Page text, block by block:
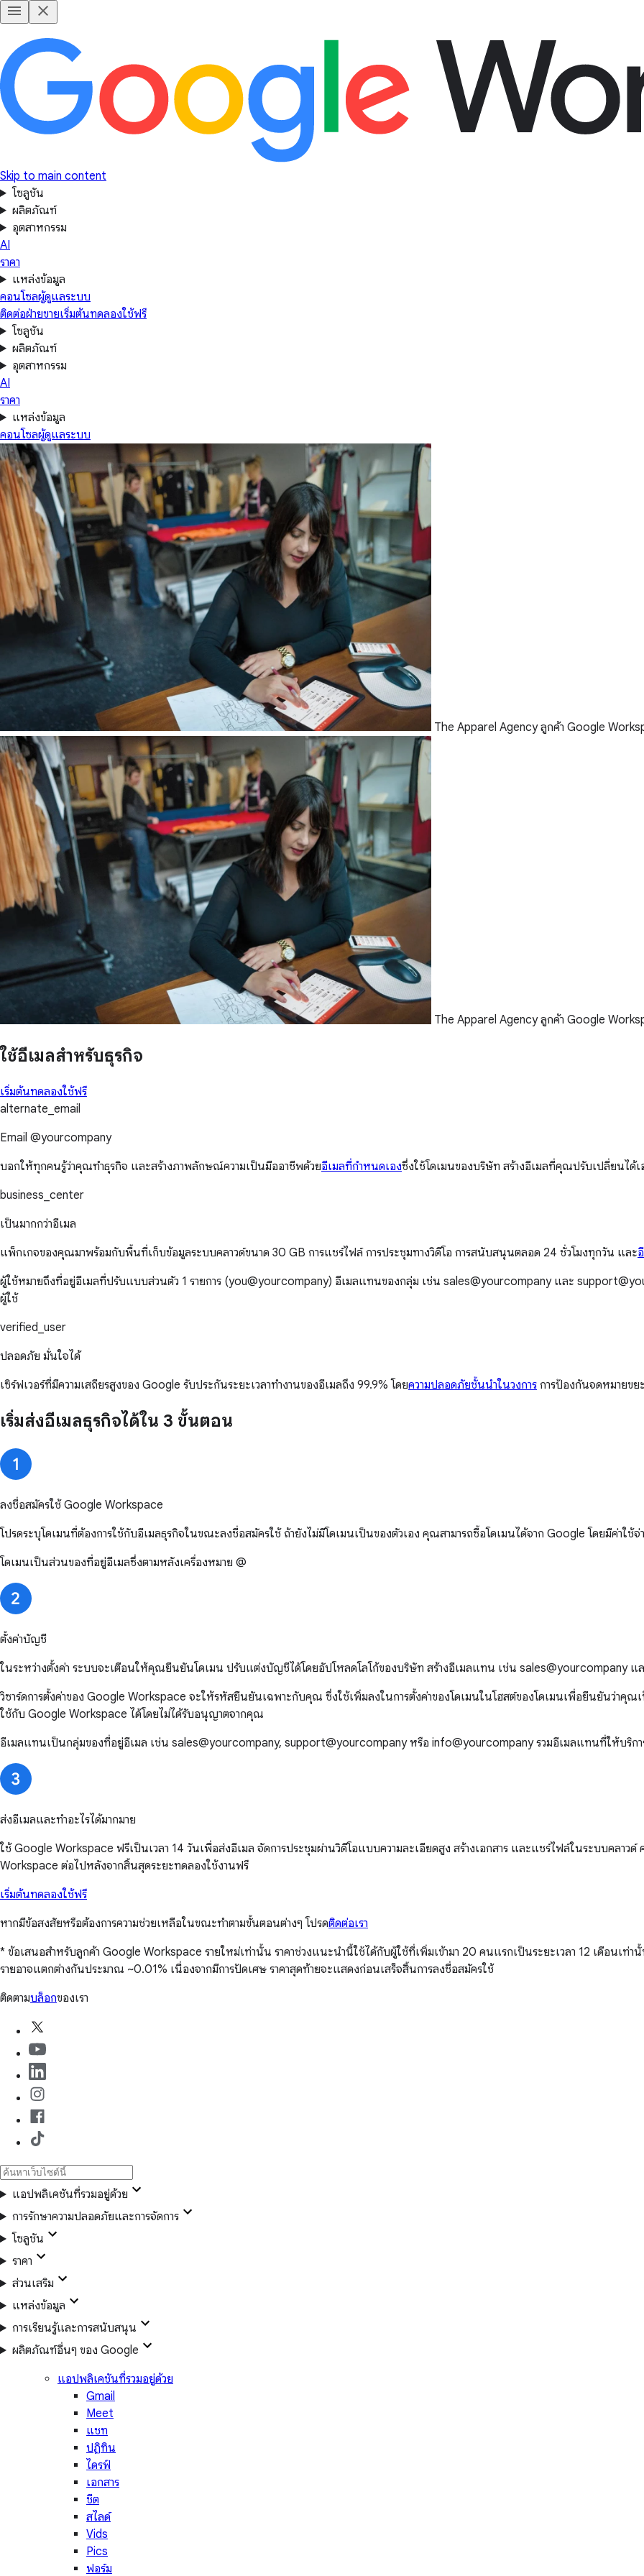
Skip to main content
โซลูชัน
ผลิตภัณฑ์
อุตสาหกรรม
AI
ราคา
แหล่งข้อมูล
คอนโซลผู้ดูแลระบบ
ติดต่อฝ่ายขายเริ่มต้นทดลองใช้ฟรี
โซลูชัน
ผลิตภัณฑ์
อุตสาหกรรม
AI
ราคา
แหล่งข้อมูล
คอนโซลผู้ดูแลระบบ
The Apparel Agency ลูกค้า Google
The Apparel Agency ลูกค้า Google
ใช้อีเมลสำหรับธุรกิจ
เริ่มต้นทดลองใช้ฟรี
alternate_email
Email @yourcompany
บอกให้ทุกคนรู้ว่าคุณทำธุรกิจ และสร้างภาพลักษณ์ความเป็นมืออาชีพด้วยอีเมลที่กำหนดเองซึ่งใช้โดเมนของบริษัท สร้างอีเมลที่คุณปรับเปลี่ยนไ
business_center
เป็นมากกว่าอีเมล
แพ็กเกจของคุณมาพร้อมกับพื้นที่เก็บข้อมูลระบบคลาวด์ขนาด 30 GB การแชร์ไฟล์ การประชุมทางวิดีโอ การสนับสนุนตลอด 24 ชั่วโมงทุกวัน และ
ผู้ใช้หมายถึงที่อยู่อีเมลที่ปรับแบบส่วนตัว 1 รายการ (you@yourcompany) อีเมลแทนของกลุ่ม เช่น sales@yourcompany และ
ผู้ใช้
verified_user
ปลอดภัย มั่นใจได้
เซิร์ฟเวอร์ที่มีความเสถียรสูงของ Google รับประกันระยะเวลาทำงานของอีเมลถึง 99.9% โดยความปลอดภัยชั้นนำในวงการ การป้องกันจดหมายขย
เริ่มส่งอีเมลธุรกิจได้ใน 3 ขั้นตอน
ลงชื่อสมัครใช้ Google Workspace
โปรดระบุโดเมนที่ต้องการใช้กับอีเมลธุรกิจในขณะลงชื่อสมัครใช้ ถ้ายังไม่มีโดเมนเป็นของตัวเอง คุณสามารถซื้อโดเมนได้จาก Google โดยมีค่าใช้จ่
โดเมนเป็นส่วนของที่อยู่อีเมลซึ่งตามหลังเครื่องหมาย @
ตั้งค่าบัญชี
ในระหว่างตั้งค่า ระบบจะเตือนให้คุณยืนยันโดเมน ปรับแต่งบัญชีได้โดยอัปโหลดโลโก้ของบริษัท สร้างอีเมลแทน เช่น sales@yourcompany แ
วิซาร์ดการตั้งค่าของ Google Workspace จะให้รหัสยืนยันเฉพาะกับคุณ ซึ่งใช้เพิ่มลงในการตั้งค่าของโดเมนในโฮสต์ของโดเมนเพื่อยืนยันว่าคุณ
ใช้กับ Google Workspace ได้โดยไม่ได้รับอนุญาตจากคุณ
อีเมลแทนเป็นกลุ่มของที่อยู่อีเมล เช่น sales@yourcompany, support@yourcompany หรือ info@yourcompany รวมอีเมลแทนที่ให้บริก
ส่งอีเมลและทำอะไรได้มากมาย
ใช้ Google Workspace ฟรีเป็นเวลา 14 วันเพื่อส่งอีเมล จัดการประชุมผ่านวิดีโอแบบความละเอียดสูง สร้างเอกสาร และแชร์ไฟล์ในระบบคลาวด์
Workspace ต่อไปหลังจากสิ้นสุดระยะทดลองใช้งานฟรี
เริ่มต้นทดลองใช้ฟรี
หากมีข้อสงสัยหรือต้องการความช่วยเหลือในขณะทำตามขั้นตอนต่างๆ โปรดติดต่อเรา
* ข้อเสนอสำหรับลูกค้า Google Workspace รายใหม่เท่านั้น ราคาช่วงแนะนำนี้ใช้ได้กับผู้ใช้ที่เพิ่มเข้ามา 20 คนแรกเป็นระยะเวลา 12 เดือนเท่า
รายอาจแตกต่างกันประมาณ ~0.01% เนื่องจากมีการปัดเศษ ราคาสุดท้ายจะแสดงก่อนเสร็จสิ้นการลงชื่อสมัครใช้
ติดตามบล็อกของเรา
แอปพลิเคชันที่รวมอยู่ด้วย
การรักษาความปลอดภัยและการจัดการ
โซลูชัน
ราคา
ส่วนเสริม
แหล่งข้อมูล
การเรียนรู้และการสนับสนุน
ผลิตภัณฑ์อื่นๆ ของ Google
แอปพลิเคชันที่รวมอยู่ด้วย
Gmail
Meet
แชท
ปฏิทิน
ไดรฟ์
เอกสาร
ชีต
สไลด์
Vids
Pics
ฟอร์ม